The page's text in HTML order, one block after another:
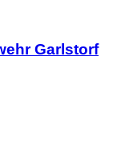
Garlstorf